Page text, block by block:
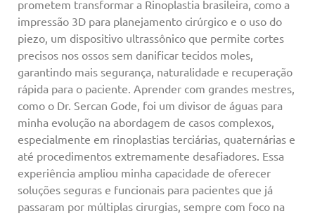
prometem transformar a Rinoplastia brasileira, como a
impressão 3D para planejamento cirúrgico e o uso do
piezo, um dispositivo ultrassônico que permite cortes
precisos nos ossos sem danificar tecidos moles,
garantindo mais segurança, naturalidade e recuperação
rápida para o paciente. Aprender com grandes mestres,
como o Dr. Sercan Gode, foi um divisor de águas para
minha evolução na abordagem de casos complexos,
especialmente em rinoplastias terciárias, quaternárias e
até procedimentos extremamente desafiadores. Essa
experiência ampliou minha capacidade de oferecer
soluções seguras e funcionais para pacientes que já
passaram por múltiplas cirurgias, sempre com foco na